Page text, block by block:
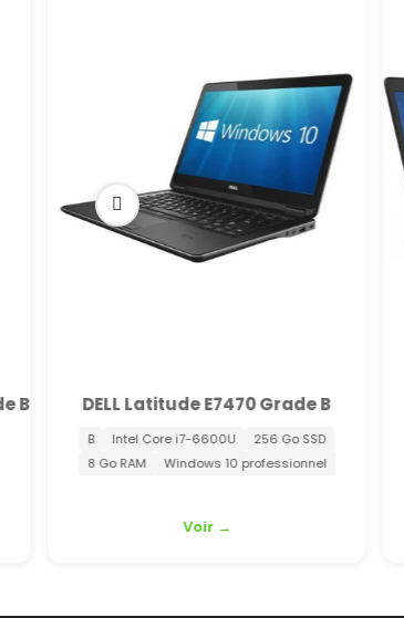
B DELL Latitude 7480 Grade B
B Intel Core i7-7600U
256 Go SSD
16 Go RAM
Windows 10 professionnel
Voir →